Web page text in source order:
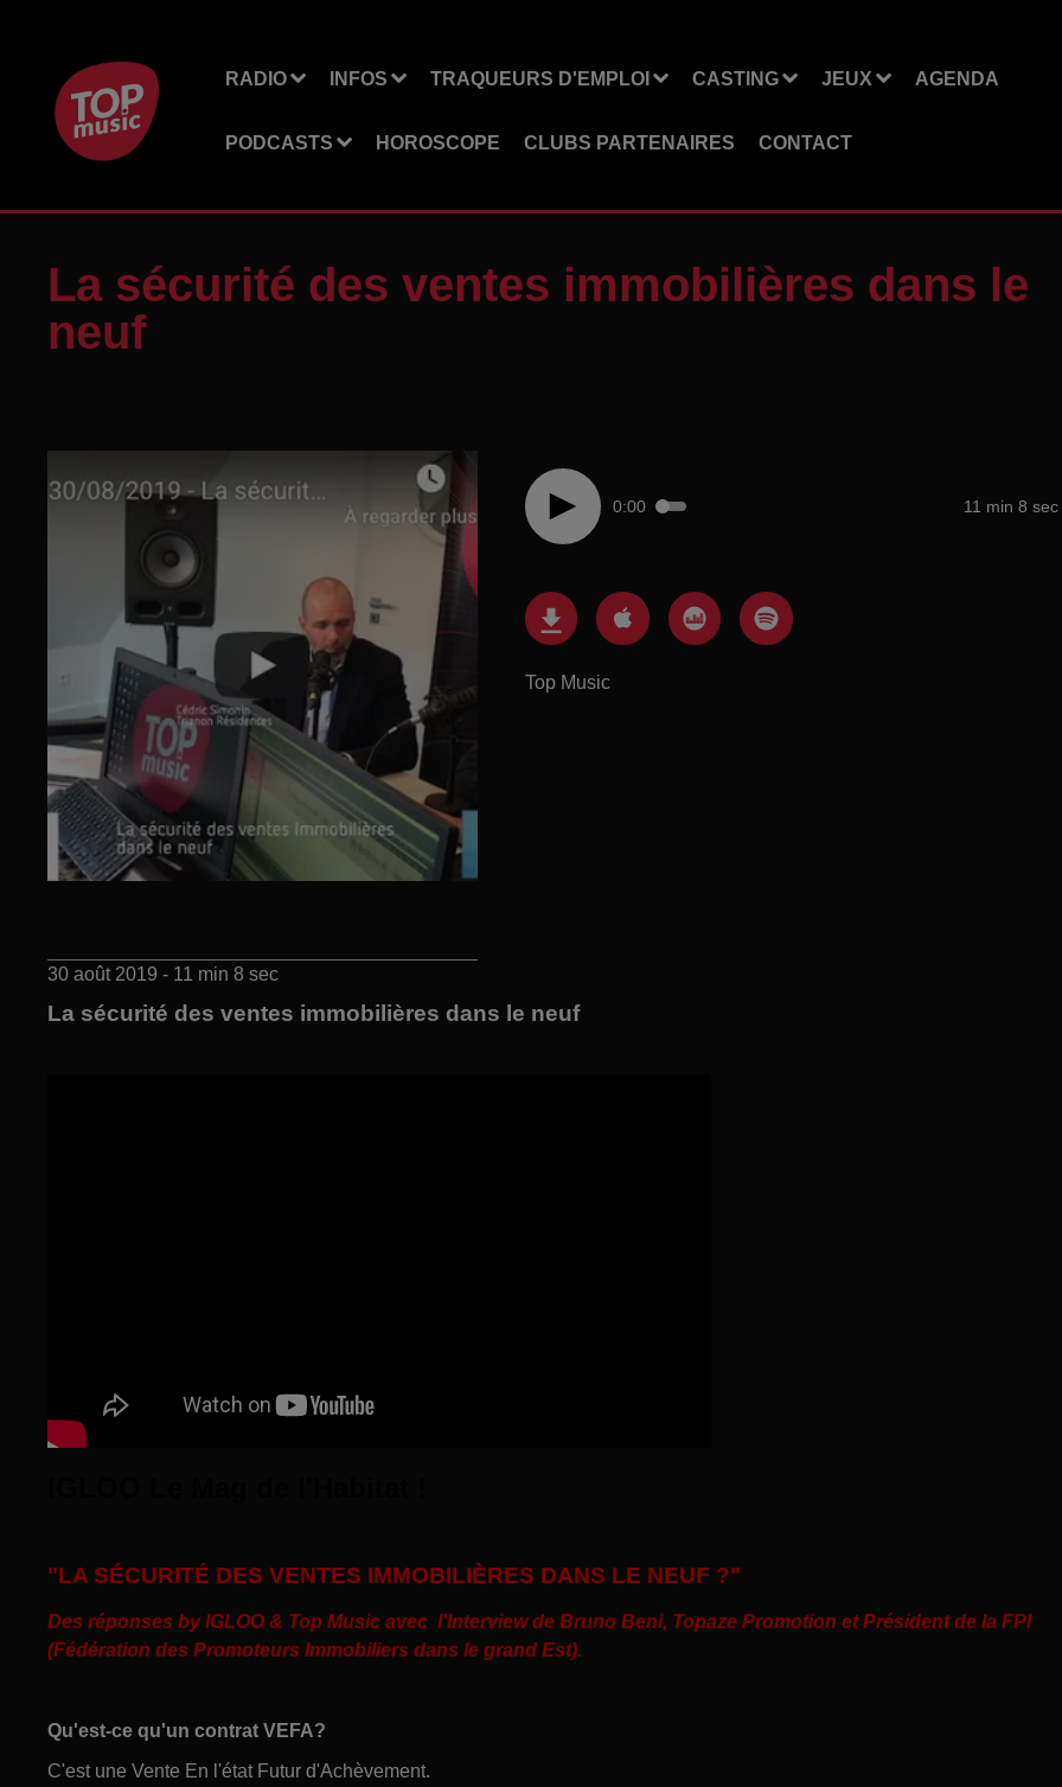
RADIO INFOS TRAQUEURS D'EMPLOI CASTING JEUX AGENDA
PODCASTS HOROSCOPE CLUBS PARTENAIRES CONTACT
La sécurité des ventes immobilières dans le
neuf
0:00 11 min 8 sec
Top Music
30 août 2019 - 11 min 8 sec
La sécurité des ventes immobilières dans le neuf
"LA SÉCURITÉ DES VENTES IMMOBILIÈRES DANS LE NEUF ?"
Des réponses by IGLOO & Top Music avec l'Interview de Bruno Beni, Topaze Promotion et Président de la FPI
(Fédération des Promoteurs Immobiliers dans le grand Est).
Qu'est-ce qu'un contrat VEFA?
C'est une Vente En l'état Futur d'Achèvement.